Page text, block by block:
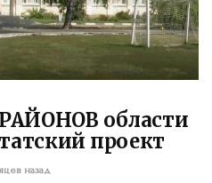
области
проект
назад